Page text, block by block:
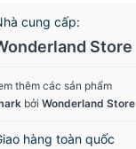
cung cấp:
Store
thêm các sản phẩm
bởiWonderland Store
hàng toàn quốc